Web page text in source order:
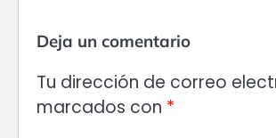
Deja un comentario
Tu dirección de correo
marcados con *